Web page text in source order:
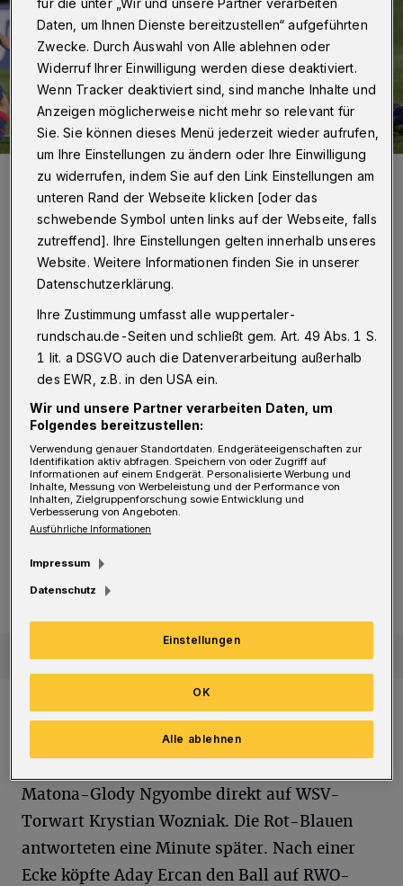
Szene mit Torwart Krystian Wozniak.
Foto: Dirk Freund
I m Vergleich zum 1:0-Sieg in Lippstadt
rückte Kapitän Lion Schweers für Max-
Migel Schmeling in die Startformation.
vor Phil Beckhoff. Oberhausen begann mit dem
Ex-Wuppertaler Moritz Montag.
WSV-Trainer Parlatan: „Nach dem
Wechsel dominant“
Die erste Chance des Spiels hatten die Gäste:
Tanju Öztürk setzte einen Schuss knapp neben
Matona-Glody Ngyombe direkt auf WSV-
Torwart Krystian Wozniak. Die Rot-Blauen
antworteten eine Minute später. Nach einer
Ecke köpfte Aday Ercan den Ball auf RWO-
Daten, um Ihnen Dienste bereitzustellen“ aufgeführten
Zwecke. Durch Auswahl von Alle ablehnen oder
Widerruf Ihrer Einwilligung werden diese deaktiviert.
Wenn Tracker deaktiviert sind, sind manche Inhalte und
Anzeigen möglicherweise nicht mehr so relevant für
Sie. Sie können dieses Menü jederzeit wieder aufrufen,
um Ihre Einstellungen zu ändern oder Ihre Einwilligung
zu widerrufen, indem Sie auf den Link Einstellungen am
unteren Rand der Webseite klicken [oder das
schwebende Symbol unten links auf der Webseite, falls
zutreffend]. Ihre Einstellungen gelten innerhalb unseres
Website. Weitere Informationen finden Sie in unserer
Datenschutzerklärung.
Ihre Zustimmung umfasst alle wuppertaler-
rundschau.de-Seiten und schließt gem. Art. 49 Abs. 1 S.
1 lit. a DSGVO auch die Datenverarbeitung außerhalb
des EWR, z.B. in den USA ein.
Wir und unsere Partner verarbeiten Daten, um
Folgendes bereitzustellen:
Verwendung genauer Standortdaten. Endgeräteeigenschaften zur
Identifikation aktiv abfragen. Speichern von oder Zugriff auf
Informationen auf einem Endgerät. Personalisierte Werbung und
Inhalte, Messung von Werbeleistung und der Performance von
Inhalten, Zielgruppenforschung sowie Entwicklung und
Verbesserung von Angeboten.
Ausführliche Informationen
Impressum
Datenschutz
Einstellungen
Alle ablehnen
OK